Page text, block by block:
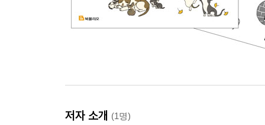
저자 소개 (1명)